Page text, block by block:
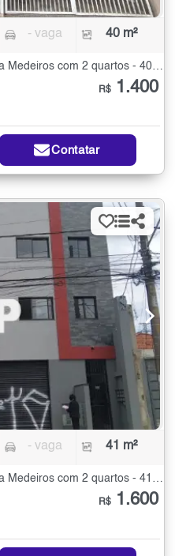
- vaga 40 m²
Apartamento para Alugar na Vila Medeiros com 2 quartos - 40 m²
R$ 1.400
Contatar
- vaga 41 m²
Apartamento para Alugar na Vila Medeiros com 2 quartos - 41 m²
R$ 1.600